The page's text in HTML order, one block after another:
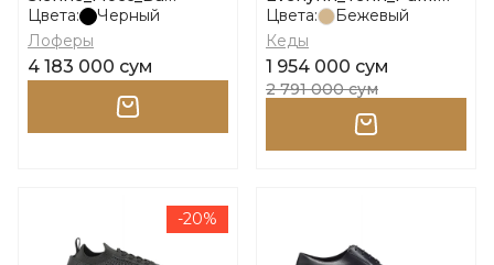
размер 39
Цвета:
Черный
Лоферы
4 183 000 сум
размер 35
Цвета:
Бежевый
Кеды
1 954 000 сум
2 791 000 сум
-20%